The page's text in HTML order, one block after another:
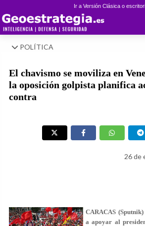
Ir a Versión Clásica o
POLÍTICA
El chavismo se moviliza en
la oposición golpista planifica
contra
26 de
CARACAS
a apoyar al